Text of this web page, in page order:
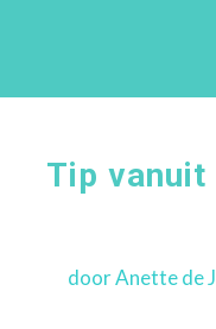
Tip
door Anette de